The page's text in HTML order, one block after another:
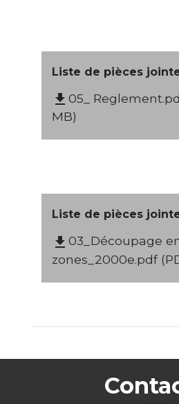
Liste de pièces
file_download 05_
MB)
Liste de pièces
file_download 03_Découpage
zones_2000e.pdf